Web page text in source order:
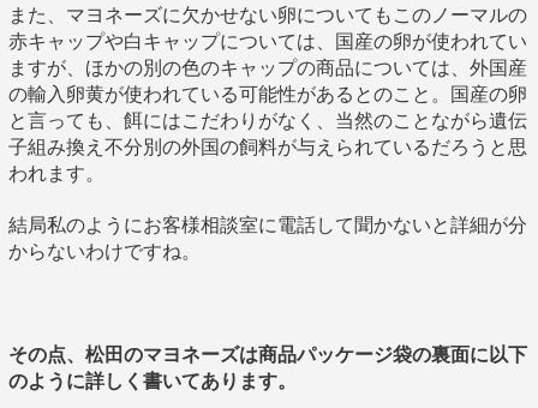
また、マヨネーズに欠かせない卵についてもこのノーマルの
赤キャップや白キャップについては、国産の卵が使われてい
ますが、ほかの別の色のキャップの商品については、外国産
の輸入卵黄が使われている可能性があるとのこと。国産の卵
と言っても、餌にはこだわりがなく、当然のことながら遺伝
子組み換え不分別の外国の飼料が与えられているだろうと思
われます。
結局私のようにお客様相談室に電話して聞かないと詳細が分
からないわけですね。
その点、松田のマヨネーズは商品パッケージ袋の裏面に以下
のように詳しく書いてあります。